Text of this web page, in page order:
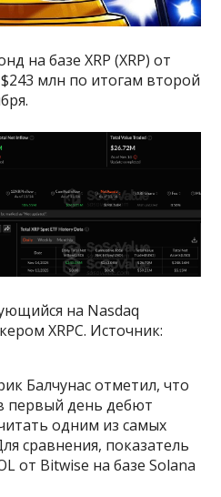
на базе XRP (XRP) от
млн по итогам второй
на Nasdaq
XRPC. Источник:
Балчунас отметил, что
первый день дебют
одним из самых
сравнения, показатель
от Bitwise на базе Solana